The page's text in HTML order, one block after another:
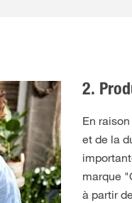
2.
En
et de la
marque
à partir